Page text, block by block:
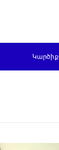
Կարծիք